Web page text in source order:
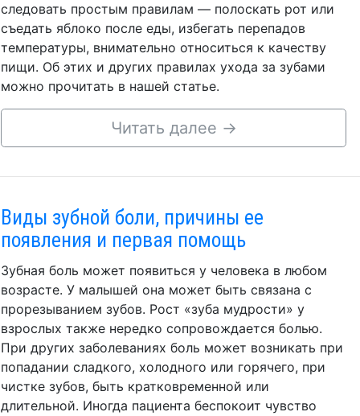
следовать простым правилам — полоскать рот или
съедать яблоко после еды, избегать перепадов
температуры, внимательно относиться к качеству
пищи. Об этих и других правилах ухода за зубами
можно прочитать в нашей статье.
Читать далее →
Виды зубной боли, причины ее
появления и первая помощь
Зубная боль может появиться у человека в любом
возрасте. У малышей она может быть связана с
прорезыванием зубов. Рост «зуба мудрости» у
взрослых также нередко сопровождается болью.
При других заболеваниях боль может возникать при
попадании сладкого, холодного или горячего, при
чистке зубов, быть кратковременной или
длительной. Иногда пациента беспокоит чувство